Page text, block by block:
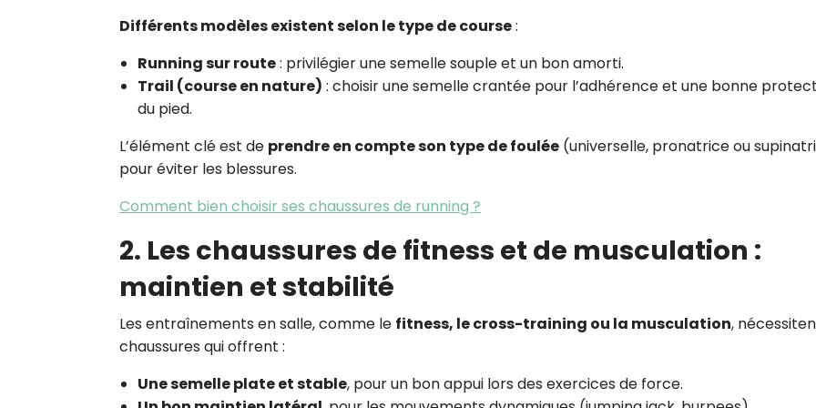
Différents modèles existent selon le type de course:
Running sur route: privilégier une semelle souple et un bon amorti.
Trail (course en nature) : choisir une semelle crantée pour l’adhérence et une bonne
du pied.
L’élément clé est de prendre en compte son type de foulée (universelle, pronatrice ou
pour éviter les blessures.
Comment bien choisir ses chaussures de running ?
2. Les chaussures de fitness et de musculation :
maintien et stabilité
Les entraînements en salle, comme le fitness, le cross-training ou la musculation,
chaussures qui offrent :
Une semelle plate et stable, pour un bon appui lors des exercices de force.